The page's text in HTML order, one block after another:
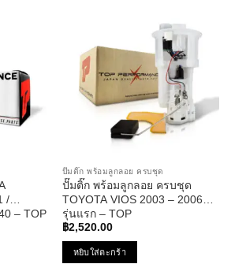
/
– TOP
TPFT-
ปั๊มติ๊ก พร้อมลูกลอย ครบชุด
ปั๊มติ๊ก พร้อมลูกลอย ครบชุด
TOYOTA VIOS 2003 – 2006
รุ่นแรก – TOP
PERFORMANCE JAPAN –
TPFT-992 – ปั้มติ๊ก โตโยต้า วี
ออส
฿2,520.00
หยิบใส่ตะกร้า